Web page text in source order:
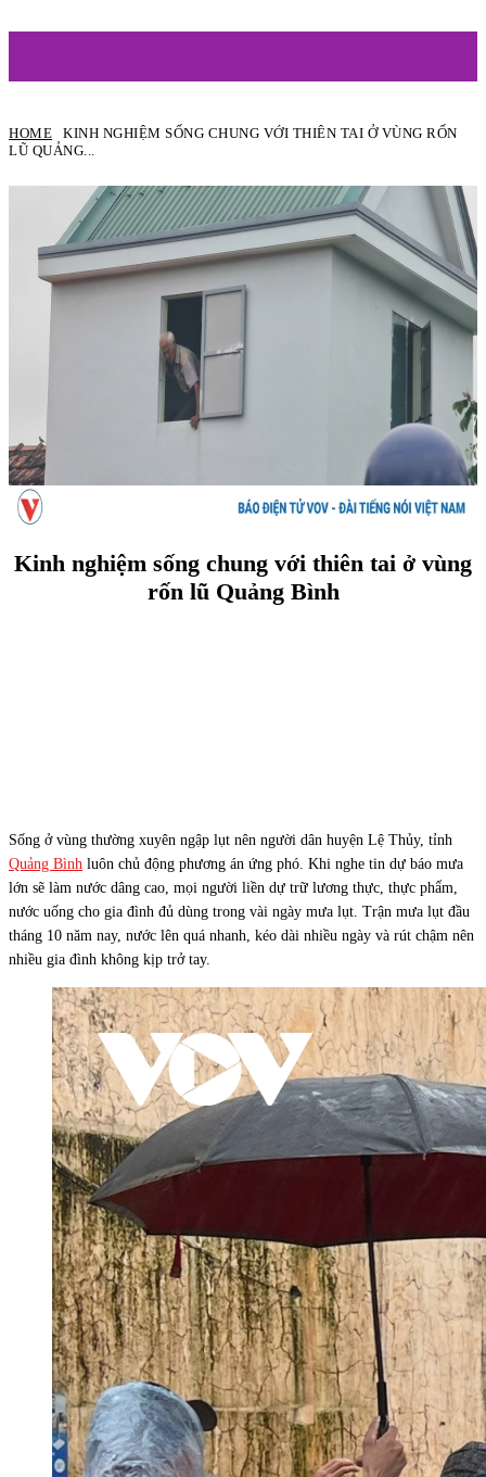
HOME
KINH NGHIỆM SỐNG CHUNG VỚI THIÊN TAI Ở VÙNG RỐN
LŨ QUẢNG...
Kinh nghiệm sống chung với thiên tai ở vùng
rốn lũ Quảng Bình
Sống ở vùng thường xuyên ngập lụt nên người dân huyện Lệ Thủy, tỉnh
Quảng Bình luôn chủ động phương án ứng phó. Khi nghe tin dự báo mưa
lớn sẽ làm nước dâng cao, mọi người liền dự trữ lương thực, thực phẩm,
nước uống cho gia đình đủ dùng trong vài ngày mưa lụt. Trận mưa lụt đầu
tháng 10 năm nay, nước lên quá nhanh, kéo dài nhiều ngày và rút chậm nên
nhiều gia đình không kịp trở tay.